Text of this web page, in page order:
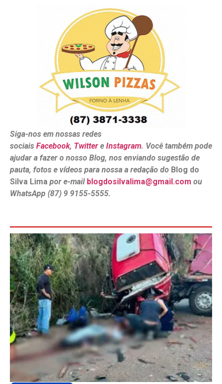
Siga-nos em nossas redes
sociais Facebook, Twitter e Instagram. Você também pode
ajudar a fazer o nosso Blog, nos enviando sugestão de
pauta, fotos e vídeos para nossa a redação do Blog do
Silva Lima por e-mail blogdosilvalima@gmail.com ou
WhatsApp (87) 9 9155-5555.